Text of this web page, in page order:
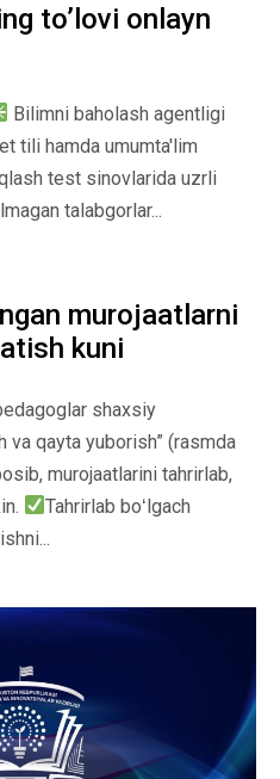
to’lovi onlayn
Bilimni baholash agentligi
tili hamda umumta'lim
test sinovlarida uzrli
talabgorlar...
murojaatlarni
kuni
shaxsiy
va qayta yuborish” (rasmda
murojaatlarini tahrirlab,
Tahrirlab boʻlgach